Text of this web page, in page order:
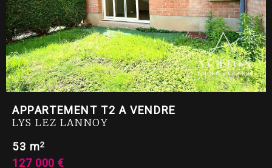
APPARTEMENT T2 A VENDRE
LYS LEZ LANNOY
53 m2
127 000 €